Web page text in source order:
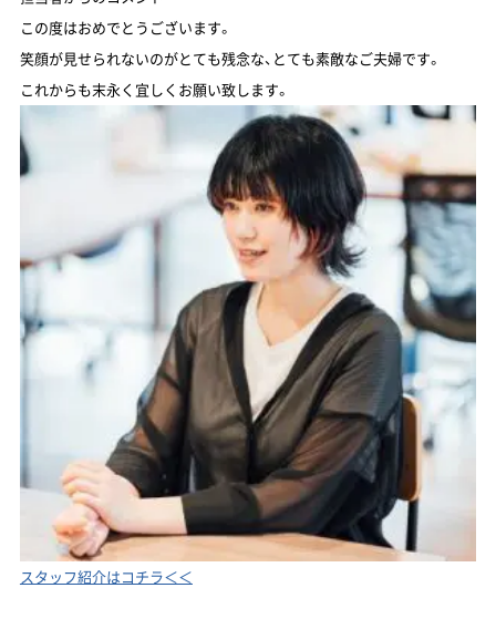
この度はおめでとうございます。
笑顔が見せられないのがとても残念な、とても素敵なご夫婦です。
これからも末永く宜しくお願い致します。
スタッフ紹介はコチラ＜＜